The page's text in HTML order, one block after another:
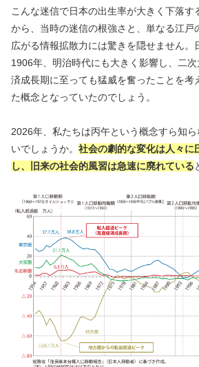
こんな迷信で日本の出生率が大きく下落す
から、当時の迷信の根強さと、単なる江戸
広がる情報拡散力には驚きを隠せません。
1906年、明治時代にも大きく影響し、二
済成長期に至っても猛威を奮ったことを考
た概念となっていたのでしょう。
2026年、私たちは丙午という概念すら知
いでしょうか。 社会の劇的な変化は人々に
し、旧来の社会的風習は急速に廃れている